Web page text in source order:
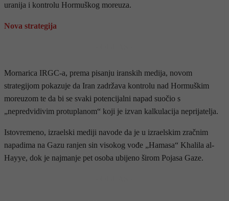
uranija i kontrolu Hormuškog moreuza.
Nova strategija
Mornarica IRGC-a, prema pisanju iranskih medija, novom
strategijom pokazuje da Iran zadržava kontrolu nad Hormuškim
moreuzom te da bi se svaki potencijalni napad suočio s
„nepredvidivim protuplanom“ koji je izvan kalkulacija neprijatelja.
Istovremeno, izraelski mediji navode da je u izraelskim zračnim
napadima na Gazu ranjen sin visokog vođe „Hamasa“ Khalila al-
Hayye, dok je najmanje pet osoba ubijeno širom Pojasa Gaze.